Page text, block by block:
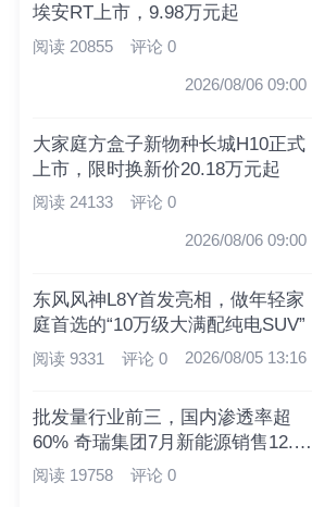
埃安RT上市，9.98万元起
阅读 20855 评论 0
2026/08/06 09:00
大家庭方盒子新物种长城H10正式
上市，限时换新价20.18万元起
阅读 24133 评论 0
2026/08/06 09:00
东风风神L8Y首发亮相，做年轻家
庭首选的“10万级大满配纯电SUV”
阅读 9331 评论 0 2026/08/05 13:16
批发量行业前三，国内渗透率超
60% 奇瑞集团7月新能源销售12.9
万辆
阅读 19758 评论 0